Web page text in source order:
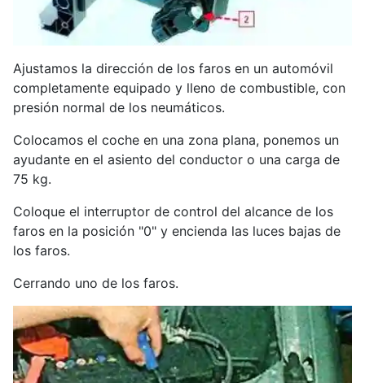
Ajustamos la dirección de los faros en un automóvil
completamente equipado y lleno de combustible, con
presión normal de los neumáticos.
Colocamos el coche en una zona plana, ponemos un
ayudante en el asiento del conductor o una carga de
75 kg.
Coloque el interruptor de control del alcance de los
faros en la posición "0" y encienda las luces bajas de
los faros.
Cerrando uno de los faros.